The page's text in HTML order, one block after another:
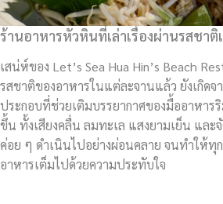
ร้านอาหารหัวหินที่เล่าเรื่องผ่านรสชาติ
เสน่ห์ของ Let’s Sea Hua Hin’s Beach
รสชาติของอาหารในแต่ละจานแล้ว ยังเกิดจ
ประกอบที่ช่วยเติมบรรยากาศของมื้ออาหาร
ขึ้น ทั้งเสียงคลื่น ลมทะเล แสงยามเย็น และ
ค่อย ๆ ดำเนินไปอย่างผ่อนคลาย จนทำให้ทุก
อาหารเต็มไปด้วยความประทับใจ